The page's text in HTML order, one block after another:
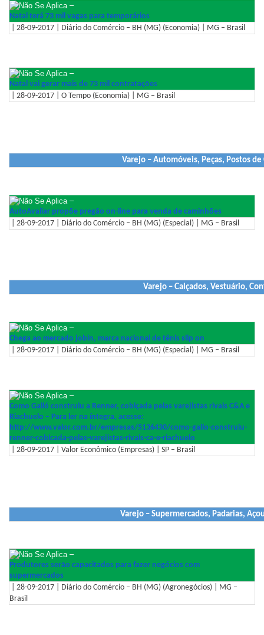
–
Natal terá 73 mil vagas para temporários
| 28-09-2017 | Diário do Comércio – BH (MG) (Economia) | MG – Brasil
–
Natal vai gerar mais de 73 mil contratações
| 28-09-2017 | O Tempo (Economia) | MG – Brasil
Varejo – Automóveis, Peças, Postos
–
AutoAvaliar propõe pregão on-line para venda de caminhões
| 28-09-2017 | Diário do Comércio – BH (MG) (Especial) | MG – Brasil
Varejo – Calçados, Vestuário,
–
Chega ao mercado jobin, marca nacional de tênis slip on
| 28-09-2017 | Diário do Comércio – BH (MG) (Especial) | MG – Brasil
–
Como Galló construiu a Renner, cobiçada pelas varejistas rivais C&A e
Riachuelo – Para ler na íntegra, acesse:
http://www.valor.com.br/empresas/5136430/como-gallo-construiu-
renner-cobicada-pelas-varejistas-rivais-ca-e-riachuelo
| 28-09-2017 | Valor Econômico (Empresas) | SP – Brasil
Varejo – Supermercados, Padarias,
–
Produtores serão capacitados para fazer negócios com
supermercados
| 28-09-2017 | Diário do Comércio – BH (MG) (Agronegócios) | MG –
Brasil